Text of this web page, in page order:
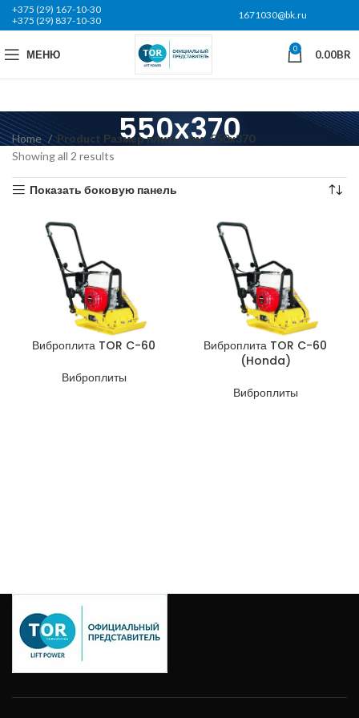
+375 (29) 167-10-30
+375 (29) 837-10-30
1671030@bk.ru
МЕНЮ 0 0.00BR
550х370
Home Product Размер плиты, мм 550х370
Showing all 2 results
Показать боковую панель
Виброплита TOR C-60
Виброплиты
Виброплита TOR C-60
(Honda)
Виброплиты